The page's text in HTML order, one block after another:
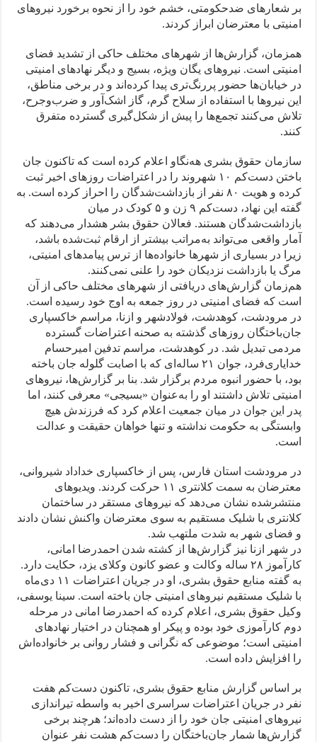
بر شعارهای ضدحكومتی، خشم خود را از نحوه برخورد نيروهای
امنيتی با معترضان ابراز كردند.
همزمان، گزارش‌ها از شهرهای مختلف حاكی از تشديد فضای
امنيتی است. نيروهای يگان ويژه، بسيج و ديگر نهادهای امنيتی
در خيابان‌ها حضور پررنگ‌تری پيدا كرده‌اند و در برخی مناطق،
اين نيروها با استفاده از سلاح گرم، گاز اشک‌آور و ضرب‌وجرح،
تلاش می‌كنند تجمع‌ها را پيش از شكل‌گيری گسترده متفرق
كنند.
سازمان حقوق بشری هه‌نگاو اعلام كرده است كه تاكنون جان
باختن دست‌كم ۱۰ شهروند را در اعتراضات روزهای اخير ثبت
كرده و هويت ۸۰ نفر از بازداشت‌شدگان را احراز كرده است. به
گفته اين نهاد، دست‌كم ۹ زن و ۵ كودک در ميان
بازداشت‌شدگان هستند. فعالان حقوق بشر هشدار می‌دهند كه
آمار واقعی می‌تواند به‌مراتب بيشتر از ارقام ثبت‌شده باشد،
زيرا در بسياری از شهرها خانواده‌ها از ترس پيامدهای امنيتی،
مرگ يا بازداشت نزديكان خود را علنی نمی‌كنند.
هم‌زمان گزارش‌های دریافتی از شهرهای مختلف حاکی از آن
است که فضای امنیتی در روز جمعه به اوج خود رسیده است.
در مرودشت، کوهدشت، فولادشهر و ازنا، مراسم خاکسپاری
جان‌باختگان روزهای گذشته به صحنه اعتراضات گسترده
مردمی تبدیل شد. در کوهدشت، مراسم تدفین امیرحسام
خدایاری‌فرد، جوان ۲۱ ساله‌ای که با اصابت گلوله جان باخته
بود، با حضور انبوه مردم برگزار شد. بنا بر گزارش‌ها، نیروهای
امنیتی تلاش داشتند او را به‌عنوان «بسیجی» معرفی کنند، اما
پدر این جوان در میان جمعیت اعلام کرد که فرزندش هیچ
وابستگی به حکومت نداشته و تنها خواهان حقیقت و عدالت
است.
در مرودشت استان فارس، پس از خاکسپاری خداداد شیروانی،
معترضان به سمت کلانتری ۱۱ حرکت کردند. ویدیوهای
منتشرشده نشان می‌دهد که نیروهای مستقر در ساختمان
کلانتری با شلیک مستقیم به سوی معترضان واکنش نشان دادند
و فضای شهر به شدت ملتهب شد.
در شهر ازنا نیز گزارش‌ها از کشته شدن احمدرضا امانی،
کارآموز ۲۸ ساله وکالت و عضو کانون وکلای یزد، حکایت دارد.
به گفته منابع حقوق بشری، او در جریان اعتراضات ۱۱ دی‌ماه
با شلیک مستقیم نیروهای امنیتی جان باخته است. سینا یوسفی،
وکیل حقوق بشری، اعلام کرده که احمدرضا امانی در مرحله
دوم کارآموزی خود بوده و پیکر او همچنان در اختیار نهادهای
امنیتی است؛ موضوعی که نگرانی و فشار روانی بر خانواده‌اش
را افزایش داده است.
بر اساس گزارش منابع حقوق بشری، تاکنون دست‌کم هفت
نفر در جریان اعتراضات سراسری اخیر به واسطه تیراندازی
نیروهای امنیتی جان خود را از دست داده‌اند؛ هرچند برخی
گزارش‌ها شمار جان‌باختگان را دست‌کم هشت نفر عنوان